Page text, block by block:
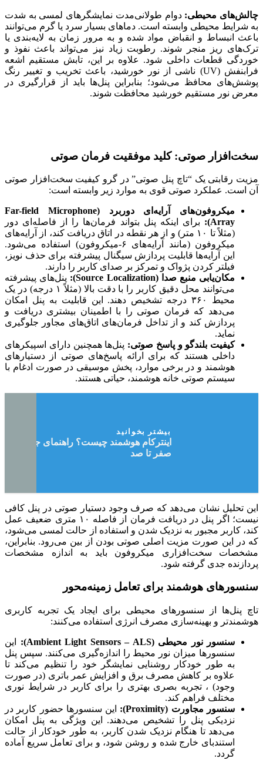
چالش‌های محیطی: دوام طولانی‌مدت نمایشگرهای لمسی به شدت
به شرایط محیطی وابسته است. دماهای بسیار سرد یا گرم می‌توانند
باعث انبساط و انقباض مواد شده و به مرور زمان به لایه‌بندی یا
ترک‌های ریز منجر شوند. رطوبت زیاد نیز می‌تواند باعث نفوذ و
خوردگی قطعات داخلی شود. علاوه بر این، تابش مستقیم اشعه
فرابنفش (UV) ناشی از نور خورشید، باعث تخریب و تغییر رنگ
پوشش‌های محافظ می‌شود؛ بنابراین پنل‌ها باید از قرارگیری در
معرض نور مستقیم خورشید محافظت شوند.
سخت‌افزار صوتی: کلید موفقیت فرمان صوتی
مزیت رقابتی یک “تاچ پنل صوتی” در گرو کیفیت سخت‌افزار صوتی
آن است. عملکرد صوتی قوی به موارد زیر وابسته است:
میکروفون‌های آرایه‌ای دوربرد (Far-field Microphone
Array):
برای اینکه پنل بتواند فرمان‌ها را از فاصله‌ای دور
(مثلاً تا ۱۰ متر) و از هر نقطه در اتاق دریافت کند، از آرایه‌های
میکروفون (مانند آرایه‌های ۶-میکروفون) استفاده می‌شود.
این آرایه‌ها قابلیت پردازش سیگنال پیشرفته برای حذف نویز،
فیلتر کردن پژواک و تمرکز بر صدای کاربر را دارند.
مکان‌یابی منبع صدا (Source Localization):
پنل‌های پیشرفته
می‌توانند محل دقیق کاربر را با دقت بالا (مثلاً ۱ درجه) در یک
محیط ۳۶۰ درجه تشخیص دهند. این قابلیت به پنل امکان
می‌دهد که فرمان صوتی را با اطمینان بیشتری دریافت و
پردازش کند و از تداخل فرمان‌های اتاق‌های مجاور جلوگیری
نماید.
کیفیت بلندگو و پاسخ صوتی: پنل‌ها همچنین دارای اسپیکرهای
داخلی هستند که برای ارائه پاسخ‌های صوتی از دستیارهای
هوشمند و در برخی موارد، پخش موسیقی در صورت ادغام با
سیستم صوتی خانه هوشمند، حیاتی هستند.
بیشتر بخوانید
اینترکام هوشمند چیست؟ راهنمای جامع
صفر تا صد
این تحلیل نشان می‌دهد که صرف وجود دستیار صوتی در پنل کافی
نیست؛ اگر پنل در دریافت فرمان از فاصله ۱۰ متری ضعیف عمل
کند، کاربر مجبور به نزدیک شدن و استفاده از حالت لمسی می‌شود،
که در این صورت مزیت اصلی صوتی بودن از بین می‌رود. بنابراین،
مشخصات سخت‌افزاری میکروفون باید به اندازه مشخصات
پردازنده جدی گرفته شود.
سنسورهای هوشمند برای تعامل زمینه‌محور
تاچ پنل‌ها از سنسورهای محیطی برای ایجاد یک تجربه کاربری
هوشمندتر و بهینه‌سازی مصرف انرژی استفاده می‌کنند:
سنسور نور محیطی (Ambient Light Sensors – ALS):
این
سنسورها میزان نور محیط را اندازه‌گیری می‌کنند. سپس پنل
به طور خودکار روشنایی نمایشگر خود را تنظیم می‌کند تا
علاوه بر کاهش مصرف برق و افزایش عمر باتری (در صورت
وجود) ، تجربه بصری بهتری را برای کاربر در شرایط نوری
مختلف فراهم کند.
سنسور مجاورت (Proximity):
این سنسورها حضور کاربر در
نزدیکی پنل را تشخیص می‌دهند. این ویژگی به پنل امکان
می‌دهد تا هنگام نزدیک شدن کاربر، به طور خودکار از حالت
استندبای خارج شده و روشن شود، و برای تعامل سریع آماده
گردد.